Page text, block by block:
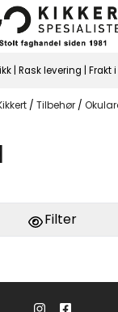
| Rask levering | Frakt
/ Tilbehør /
Filter